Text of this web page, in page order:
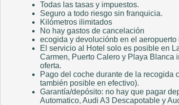
Todas las tasas y impuestos.
Seguro a todo riesgo sin franquicia.
Kilómetros ilimitados
No hay gastos de cancelación
ecogida y devoluciónb en el aeropuerto
El servicio al Hotel solo es posible en
Carmen, Puerto Calero y Playa Blanca
oferta.
Pago del coche durante de la recogida
también posible en efectivo).
Garantía/depósito: no hay que pagar
Automatico, Audi A3 Descapotable y